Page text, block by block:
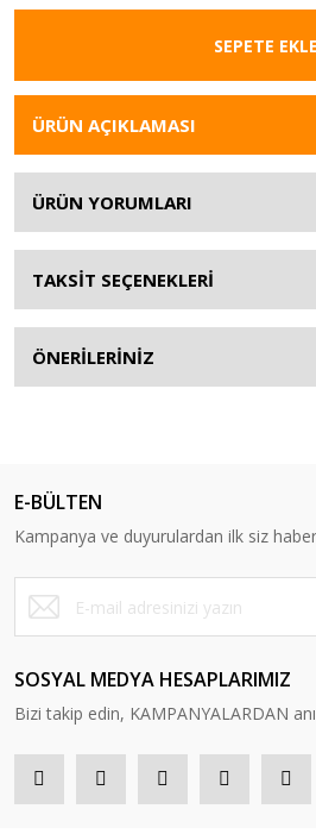
SEPETE EKLE
ÜRÜN AÇIKLAMASI
ÜRÜN YORUMLARI
TAKSİT SEÇENEKLERİ
ÖNERİLERİNİZ
E-BÜLTEN
Kampanya ve duyurulardan ilk siz
SOSYAL MEDYA HESAPLARIMIZ
Bizi takip edin, KAMPANYALARDAN